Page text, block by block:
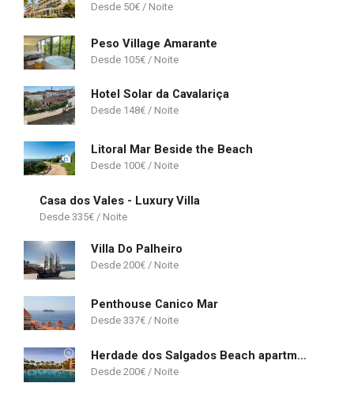
50€
Peso Village Amarante
105€
Hotel Solar da Cavalariça
148€
Litoral Mar Beside the Beach
100€
Casa dos Vales - Luxury Villa
335€
Villa Do Palheiro
200€
Penthouse Canico Mar
337€
Herdade dos Salgados Beach apartment
200€